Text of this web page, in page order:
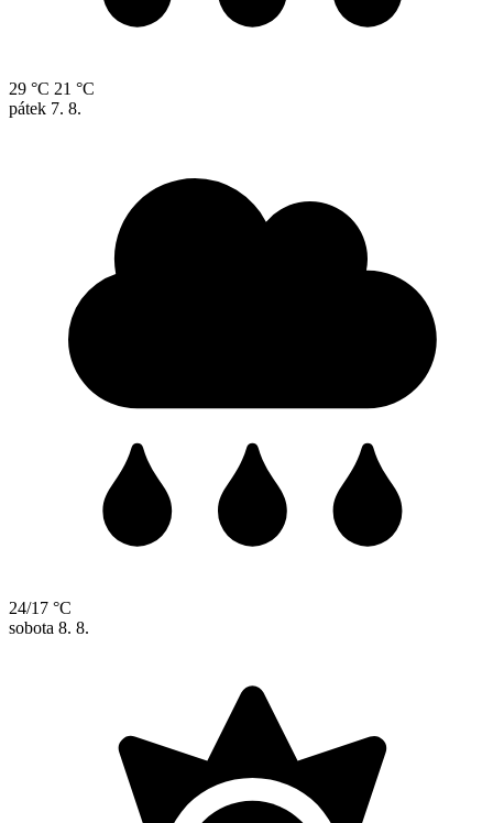
29 °C 21 °C
pátek 7. 8.
24/17 °C
sobota 8. 8.